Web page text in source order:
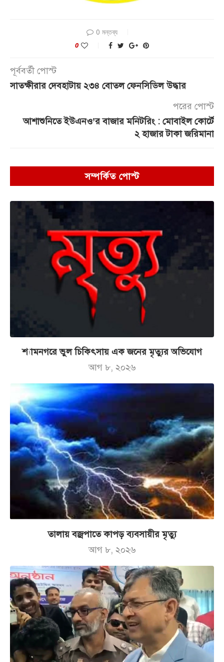
0 মন্তব্য
0
পূর্ববর্তী পোস্ট
সাতক্ষীরার দেবহাটায় ২৩৪ বোতল ফেনসিডিল উদ্ধার
পরের পোস্ট
আশাশুনিতে ইউএনও’র বাজার মনিটরিং : মোবাইল কোর্টে
২ হাজার টাকা জরিমানা
সম্পর্কিত পোস্ট
শ্যামনগরে ভুল চিকিৎসায় এক জনের মৃত্যুর অভিযোগ
আগ ৮, ২০২৬
তালায় বজ্রপাতে কাপড় ব্যবসায়ীর মৃত্যু
আগ ৮, ২০২৬